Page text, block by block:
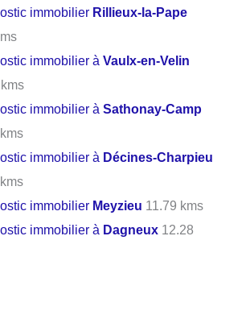
immobilier Rillieux-la-Pape
immobilier àVaulx-en-Velin
immobilier àSathonay-Camp
immobilier à Décines-Charpieu
immobilier Meyzieu 11.79 kms
immobilier à Dagneux 12.28